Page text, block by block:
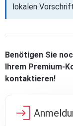
lokalen
Benötigen Sie
Ihrem Premium-
kontaktieren!
login